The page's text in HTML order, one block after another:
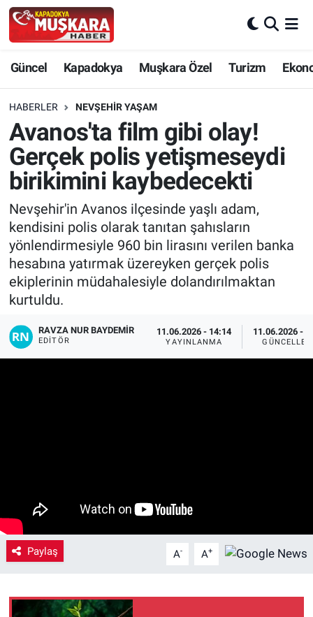
Güncel Kapadokya Muşkara Özel Turizm
HABERLER NEVŞEHIR YAŞAM
Avanos'ta film gibi olay!
Gerçek polis yetişmeseydi
birikimini kaybedecekti
Nevşehir'in Avanos ilçesinde yaşlı adam,
kendisini polis olarak tanıtan şahısların
yönlendirmesiyle 960 bin lirasını verilen banka
hesabına yatırmak üzereyken gerçek polis
ekiplerinin müdahalesiyle dolandırılmaktan
kurtuldu.
RAVZA NUR BAYDEMIR
EDITÖR
11.06.2026 - 14:14
YAYINLANMA
11.06.2026 -
Paylaş A- A+
Güncel
SEÇİM
Muşkara Özel
Kapadokya
Turizm
Kültür - Sanat
Yaşam
Nevşehir Hava Durumu
Nevşehir Trafik Yoğunluk Haritası
Süper Lig Puan Durumu ve Fikstür
Son Dakika Haberleri
Haber Arşivi